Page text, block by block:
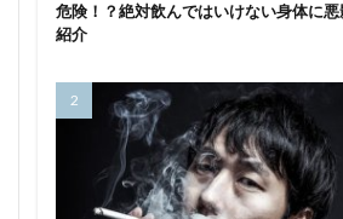
危険！？絶対飲んではいけない身体に
紹介